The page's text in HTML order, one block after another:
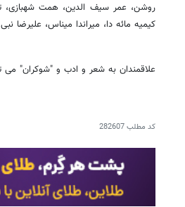
روشن، عمر سیف الدین، همت شهبازی،
کیمیه مائه دا، میراندا میناس، علیرضا
علاقمندان به شعر و ادب و "شوکران" می
کد مطلب282607